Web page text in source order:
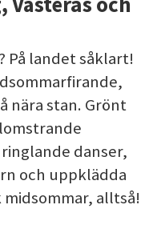
På landet såklart!
nära stan. Grönt
danser,
och uppklädda
alltså!